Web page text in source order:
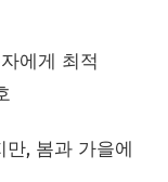
에게 최적
, 봄과 가을에